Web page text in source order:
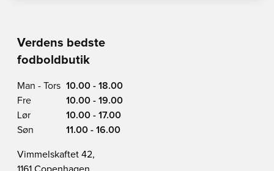
Verdens bedste
fodboldbutik
Man - Tors 10.00 - 18.00
Fre
10.00 - 19.00
Lør
10.00 - 17.00
Søn
11.00 - 16.00
Vimmelskaftet 42,